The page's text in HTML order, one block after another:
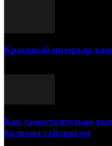
Красивый интерьер
Как самостоятельно
балкона сайдингом